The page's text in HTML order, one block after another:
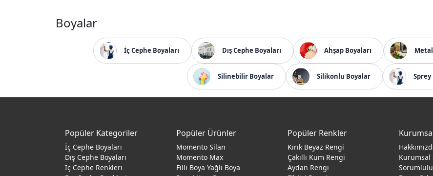
Boyalar
İç Cephe Boyaları Dış Cephe Boyaları Ahşap Boyaları
Silinebilir Boyalar Silikonlu Boyalar
Popüler Kategoriler
İç Cephe Boyaları
Dış Cephe Boyaları
İç Cephe Renkleri
Popüler Ürünler
Momento Silan
Momento Max
Filli Boya Yağlı Boya
Popüler Renkler
Kırık Beyaz Rengi
Çakıllı Kum Rengi
Aydan Rengi
Kurumsal